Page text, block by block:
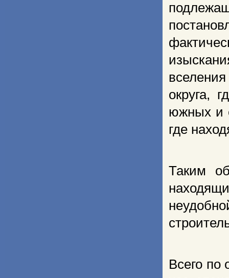
округа,
южных и
где
Таким
Всего по